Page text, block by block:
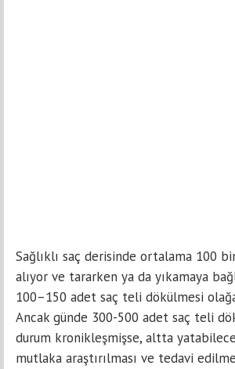
Sağlıklı saç derisinde ortalama 100
alıyor ve tararken ya da yıkamaya
100–150 adet saç teli dökülmesi
Ancak günde 300-500 adet saç teli
durum kronikleşmişse, altta
mutlaka araştırılması ve tedavi